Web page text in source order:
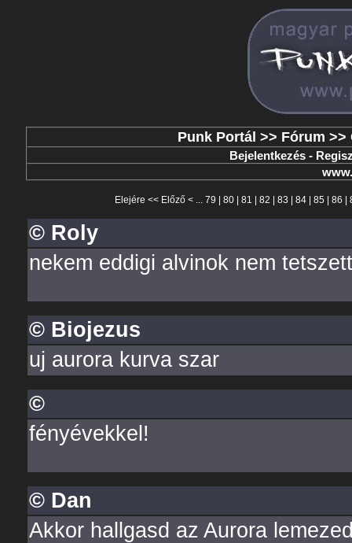
Punk Portál >> Fórum >>
Bejelentkezés -
Elejére << Előző< ... 79 80| 81 82 83 84| 85 86
© Roly
nekem eddigi alvinok nem
© Biojezus
uj aurora kurva szar
©
fényévekkel!
© Dan
Akkor hallgasd az Aurora